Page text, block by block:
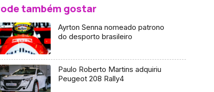
também gostar
Ayrton Senna nomeado patrono
do desporto brasileiro
Paulo Roberto Martins adquiriu
Peugeot 208 Rally4